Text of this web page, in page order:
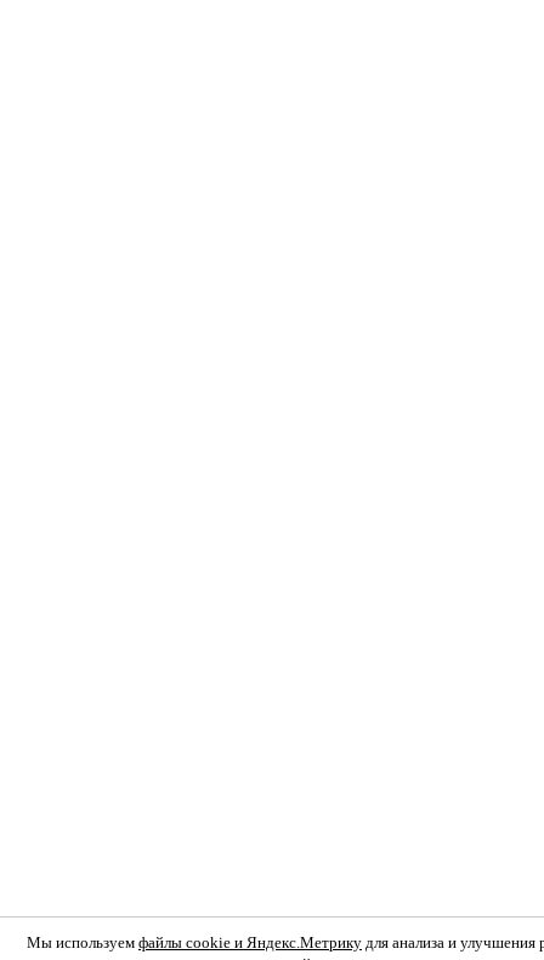
Мы используем файлы cookie и Яндекс.Метрику для анализа и улучшения